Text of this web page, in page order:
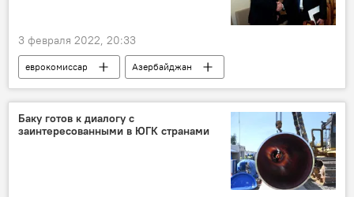
3 февраля 2022, 20:33
еврокомиссар
Азербайджан
Европейский союз
ЕС
Хикмет Гаджиев
Политика
энергетика Экономика
Баку готов к диалогу с
заинтересованными в ЮГК странами